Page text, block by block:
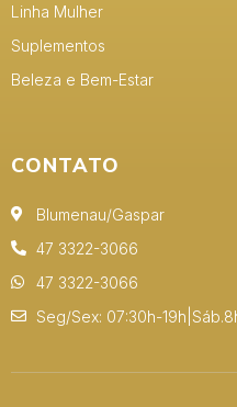
Linha Mulher
Suplementos
Beleza e Bem-Estar
CONTATO
Blumenau/Gaspar
47 3322-3066
47 3322-3066
Seg/Sex: 07:30h-